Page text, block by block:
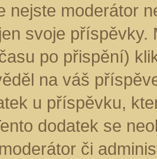
nejste moderátor
svoje
po přispění)
na váš
u příspěvku,
dodatek se
či